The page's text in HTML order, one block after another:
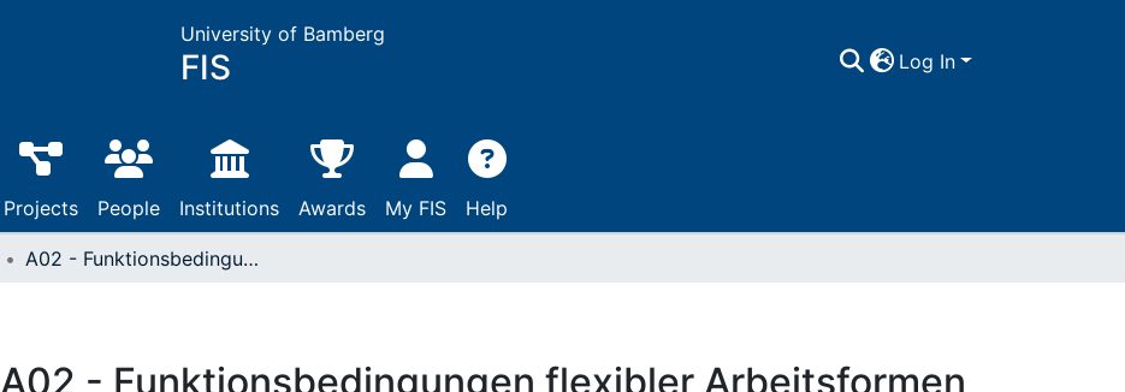
University of Bamberg
FIS Log In
Projects People Institutions Awards My FIS Help
A02 - Funktionsbedingungen flexibler Arbeitsformen in betrieblichen Beschäftigungssystemen. Teilprojektantrag für den DFG-Sonderforschungsbereich/Transregio - "Wandel von Arbeitsformen"
A02 - Funktionsbedingungen flexibler Arbeitsformen